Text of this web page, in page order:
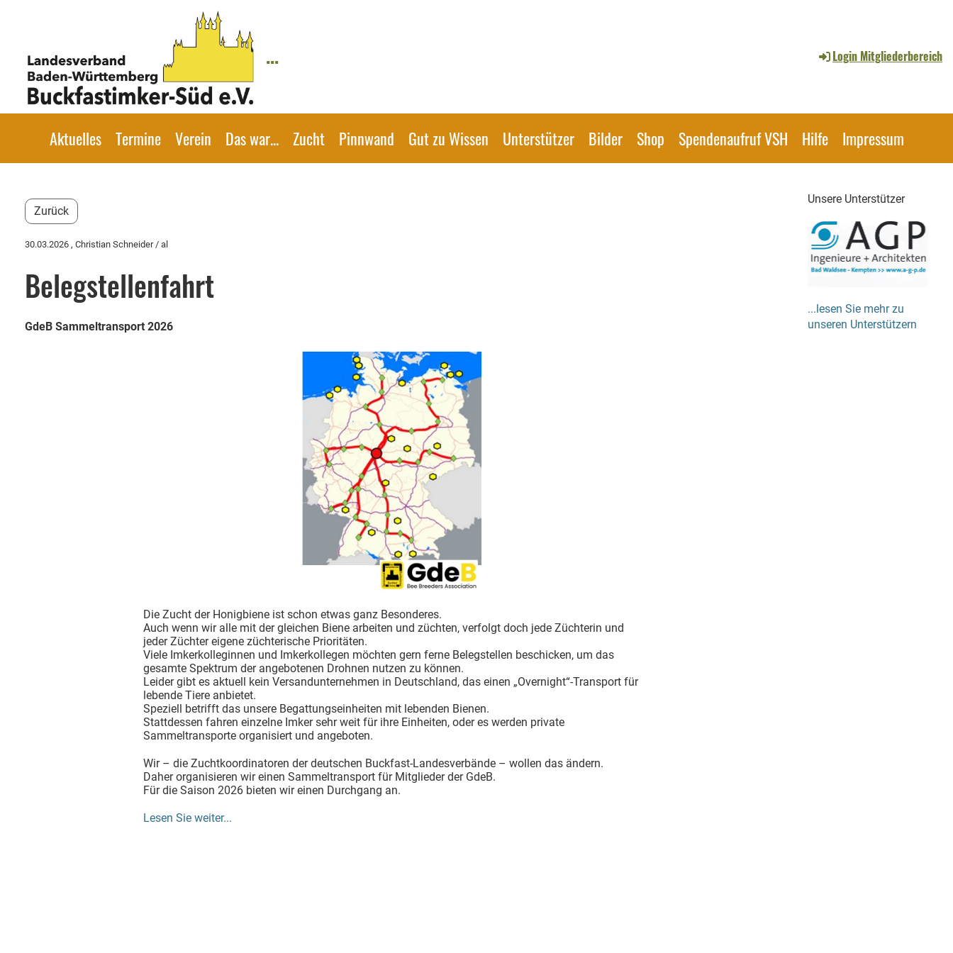
... Login Mitgliederbereich
Aktuelles Termine Verein Das war... Zucht Pinnwand Gut zu Wissen Unterstützer Bilder Shop Spendenaufruf VSH Hilfe Impressum
Zurück
30.03.2026 , Christian Schneider / al
Belegstellenfahrt
GdeB Sammeltransport 2026
Die Zucht der Honigbiene ist schon etwas ganz Besonderes.
Auch wenn wir alle mit der gleichen Biene arbeiten und züchten, verfolgt doch jede Züchterin und
jeder Züchter eigene züchterische Prioritäten.
Viele Imkerkolleginnen und Imkerkollegen möchten gern ferne Belegstellen beschicken, um das
gesamte Spektrum der angebotenen Drohnen nutzen zu können.
Leider gibt es aktuell kein Versandunternehmen in Deutschland, das einen „Overnight“-Transport für
lebende Tiere anbietet.
Speziell betrifft das unsere Begattungseinheiten mit lebenden Bienen.
Stattdessen fahren einzelne Imker sehr weit für ihre Einheiten, oder es werden private
Sammeltransporte organisiert und angeboten.
Wir – die Zuchtkoordinatoren der deutschen Buckfast-Landesverbände – wollen das ändern.
Daher organisieren wir einen Sammeltransport für Mitglieder der GdeB.
Für die Saison 2026 bieten wir einen Durchgang an.
Lesen Sie weiter...
Unsere Unterstützer
...lesen Sie mehr zu
unseren Unterstützern